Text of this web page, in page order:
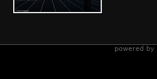
powered by